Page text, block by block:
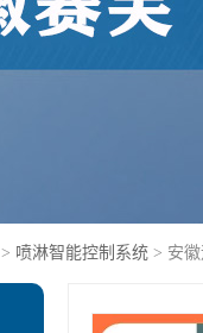
> 喷淋智能控制系统 > 安